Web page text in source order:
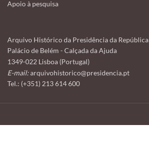
Apoio à pesquisa
Arquivo Histórico da Presidência da República
Palácio de Belém - Calçada da Ajuda
1349-022 Lisboa (Portugal)
E-mail:arquivohistorico@presidencia.pt
Tel.: (+351) 213 614 600